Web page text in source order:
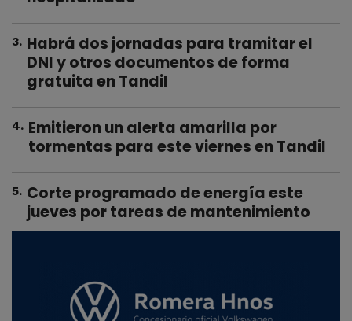
3. Habrá dos jornadas para tramitar el
DNI y otros documentos de forma
gratuita en Tandil
4. Emitieron un alerta amarilla por
tormentas para este viernes en Tandil
5. Corte programado de energía este
jueves por tareas de mantenimiento